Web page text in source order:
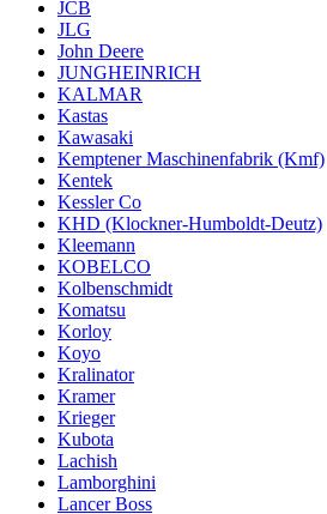
JCB
JLG
John Deere
JUNGHEINRICH
KALMAR
Kastas
Kawasaki
Kemptener Maschinenfabrik (Kmf)
Kentek
Kessler Co
KHD (Klockner-Humboldt-Deutz)
Kleemann
KOBELCO
Kolbenschmidt
Komatsu
Korloy
Koyo
Kralinator
Kramer
Krieger
Kubota
Lachish
Lamborghini
Lancer Boss